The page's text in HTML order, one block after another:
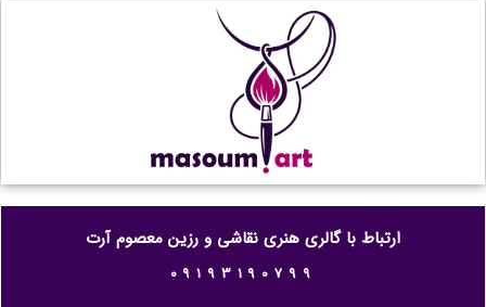
ارتباط با گالری هنری نقاشی و رزین معصوم آرت
09193190799